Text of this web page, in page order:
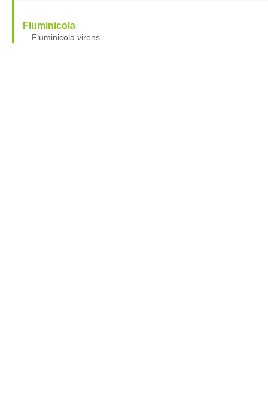
Fluminicola
Fluminicola virens